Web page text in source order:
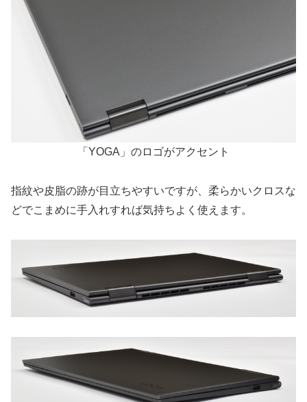
「YOGA」のロゴがアクセント
指紋や皮脂の跡が目立ちやすいですが、柔らかいクロスな
どでこまめに手入れすれば気持ちよく使えます。